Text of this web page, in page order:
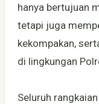
hanya bertujuan
tetapi juga
kekompakan,
di lingkungan
Seluruh